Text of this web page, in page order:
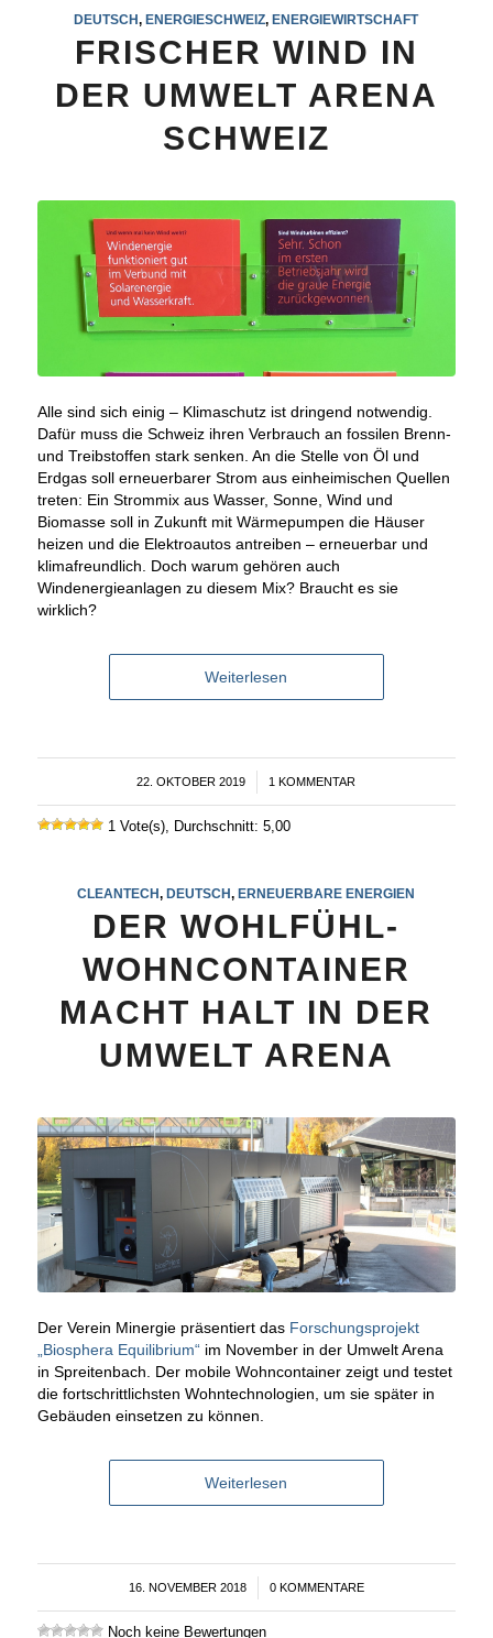
DEUTSCH,ENERGIESCHWEIZ,ENERGIEWIRTSCHAFT
FRISCHER WIND IN
DER UMWELT ARENA
SCHWEIZ
Alle sind sich einig – Klimaschutz ist dringend notwendig.
Dafür muss die Schweiz ihren Verbrauch an fossilen Brenn-
und Treibstoffen stark senken. An die Stelle von Öl und
Erdgas soll erneuerbarer Strom aus einheimischen Quellen
treten: Ein Strommix aus Wasser, Sonne, Wind und
Biomasse soll in Zukunft mit Wärmepumpen die Häuser
heizen und die Elektroautos antreiben – erneuerbar und
klimafreundlich. Doch warum gehören auch
Windenergieanlagen zu diesem Mix? Braucht es sie
wirklich?
Weiterlesen
22. OKTOBER 2019
/ 1 KOMMENTAR
1 Vote(s), Durchschnitt: 5,00
CLEANTECH ,DEUTSCH ,ERNEUERBARE ENERGIEN
DER WOHLFÜHL-
WOHNCONTAINER
MACHT HALT IN DER
UMWELT ARENA
Der Verein Minergie präsentiert das Forschungsprojekt
„Biosphera Equilibrium“ im November in der Umwelt Arena
in Spreitenbach. Der mobile Wohncontainer zeigt und testet
die fortschrittlichsten Wohntechnologien, um sie später in
Gebäuden einsetzen zu können.
Weiterlesen
16. NOVEMBER 2018
/ 0 KOMMENTARE
Noch keine Bewertungen